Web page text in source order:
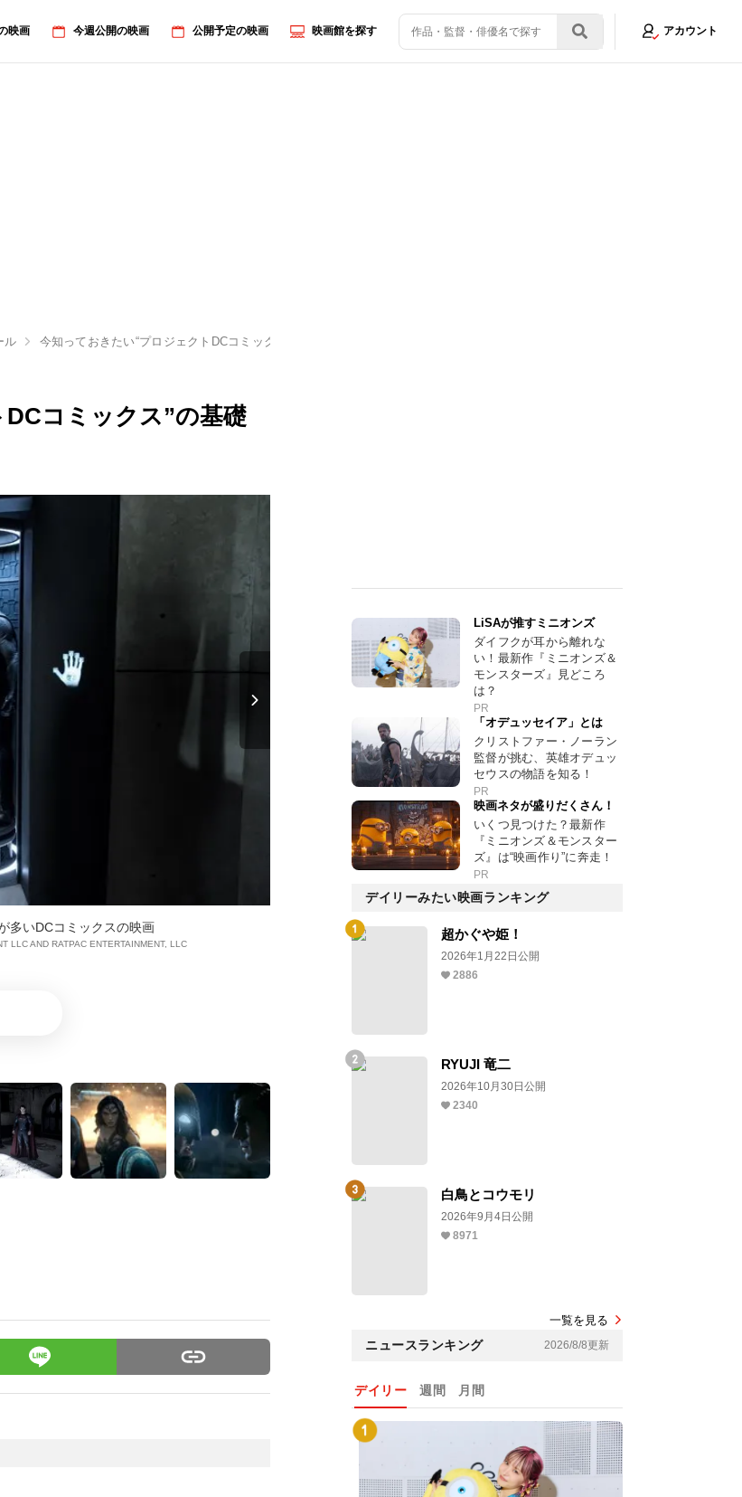
映画 今週公開の映画 公開予定の映画 映画館を探す アカウント
ル 今知っておきたい“プロジェクトDCコミックス”の基礎まとめ
コミックス”の基礎
多いDCコミックスの映画
LLC AND RATPAC ENTERTAINMENT, LLC
LiSAが推すミニオンズ
ダイフクが耳から離れな
い！最新作『ミニオンズ＆
モンスターズ』見どころ
は？
PR
「オデュッセイア」とは
クリストファー・ノーラン
監督が挑む、英雄オデュッ
セウスの物語を知る！
PR
映画ネタが盛りだくさん！
いくつ見つけた？最新作
『ミニオンズ＆モンスター
ズ』は“映画作り”に奔走！
PR
デイリーみたい映画ランキング
超かぐや姫！
2026年1月22日公開
2886
RYUJI 竜二
2026年10月30日公開
2340
白鳥とコウモリ
2026年9月4日公開
8971
一覧を見る
ニュースランキング 2026/8/8更新
デイリー 週間 月間